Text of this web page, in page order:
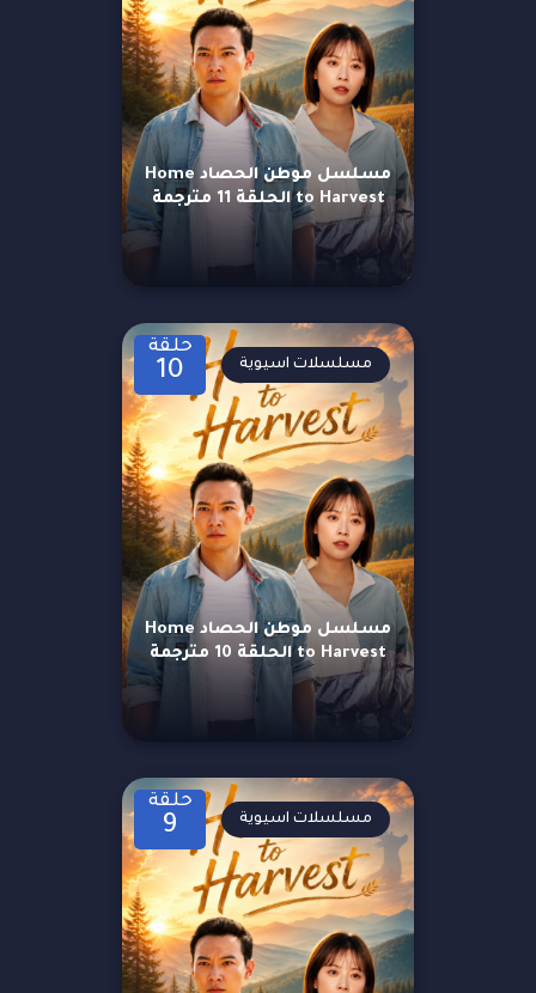
مسلسل موطن الحصاد Home
to Harvest الحلقة 11 مترجمة
حلقة
10
مسلسل موطن الحصاد Home
to Harvest الحلقة 10 مترجمة
مسلسلات اسيوية
حلقة
9 مسلسلات اسيوية